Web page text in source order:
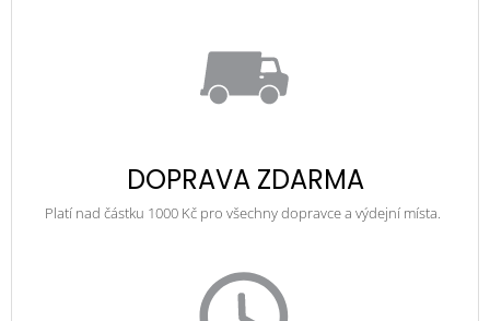
DOPRAVA ZDARMA
Platí nad částku 1000 Kč pro všechny dopravce a výdejní místa.